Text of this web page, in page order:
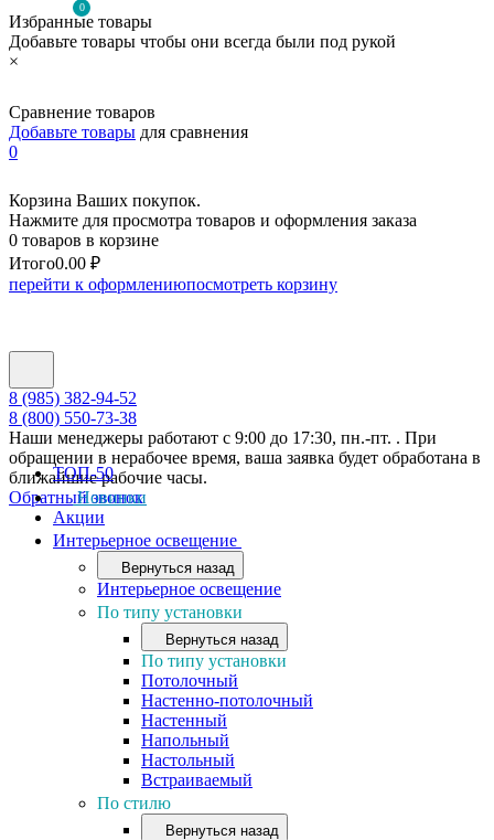
0
Избранные товары
Добавьте товары чтобы они всегда были под рукой
×
Сравнение товаров
Добавьте товары для сравнения
0
Корзина Ваших покупок.
Нажмите для просмотра товаров и оформления заказа
0 товаров в корзине
Итого0.00 ₽
перейти к оформлениюпосмотреть корзину
8 (985) 382-94-52
8 (800) 550-73-38
Наши менеджеры работают с 9:00 до 17:30, пн.-пт. . При
обращении в нерабочее время, ваша заявка будет обработана в
ближайшие рабочие часы.
Обратный звонок
ТОП-50
Новинки
Акции
Интерьерное освещение
Вернуться назад
Интерьерное освещение
По типу установки
Вернуться назад
По типу установки
Потолочный
Настенно-потолочный
Настенный
Напольный
Настольный
Встраиваемый
По стилю
Вернуться назад